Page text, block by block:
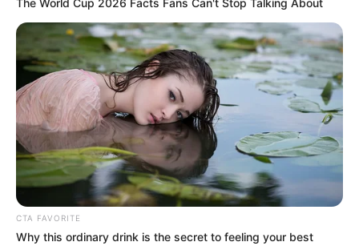
Além de ser um artesanato muito bonito, o
crochê é super rentável e uma terapia muito
eficaz. E ele também pode ser seu aliado na hora
de decorar sua casa e transformar os ambientes.
Dos famosos jogos de
The World Cup 2026 Facts Fans Can't Stop Talking About
CTA FAVORITE
Why this ordinary drink is the secret to feeling your best